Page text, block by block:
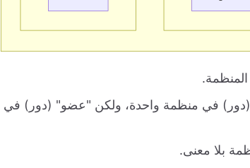
في منظمة واحدة، ولكن "عضو" (دور) في
بلا معنى.